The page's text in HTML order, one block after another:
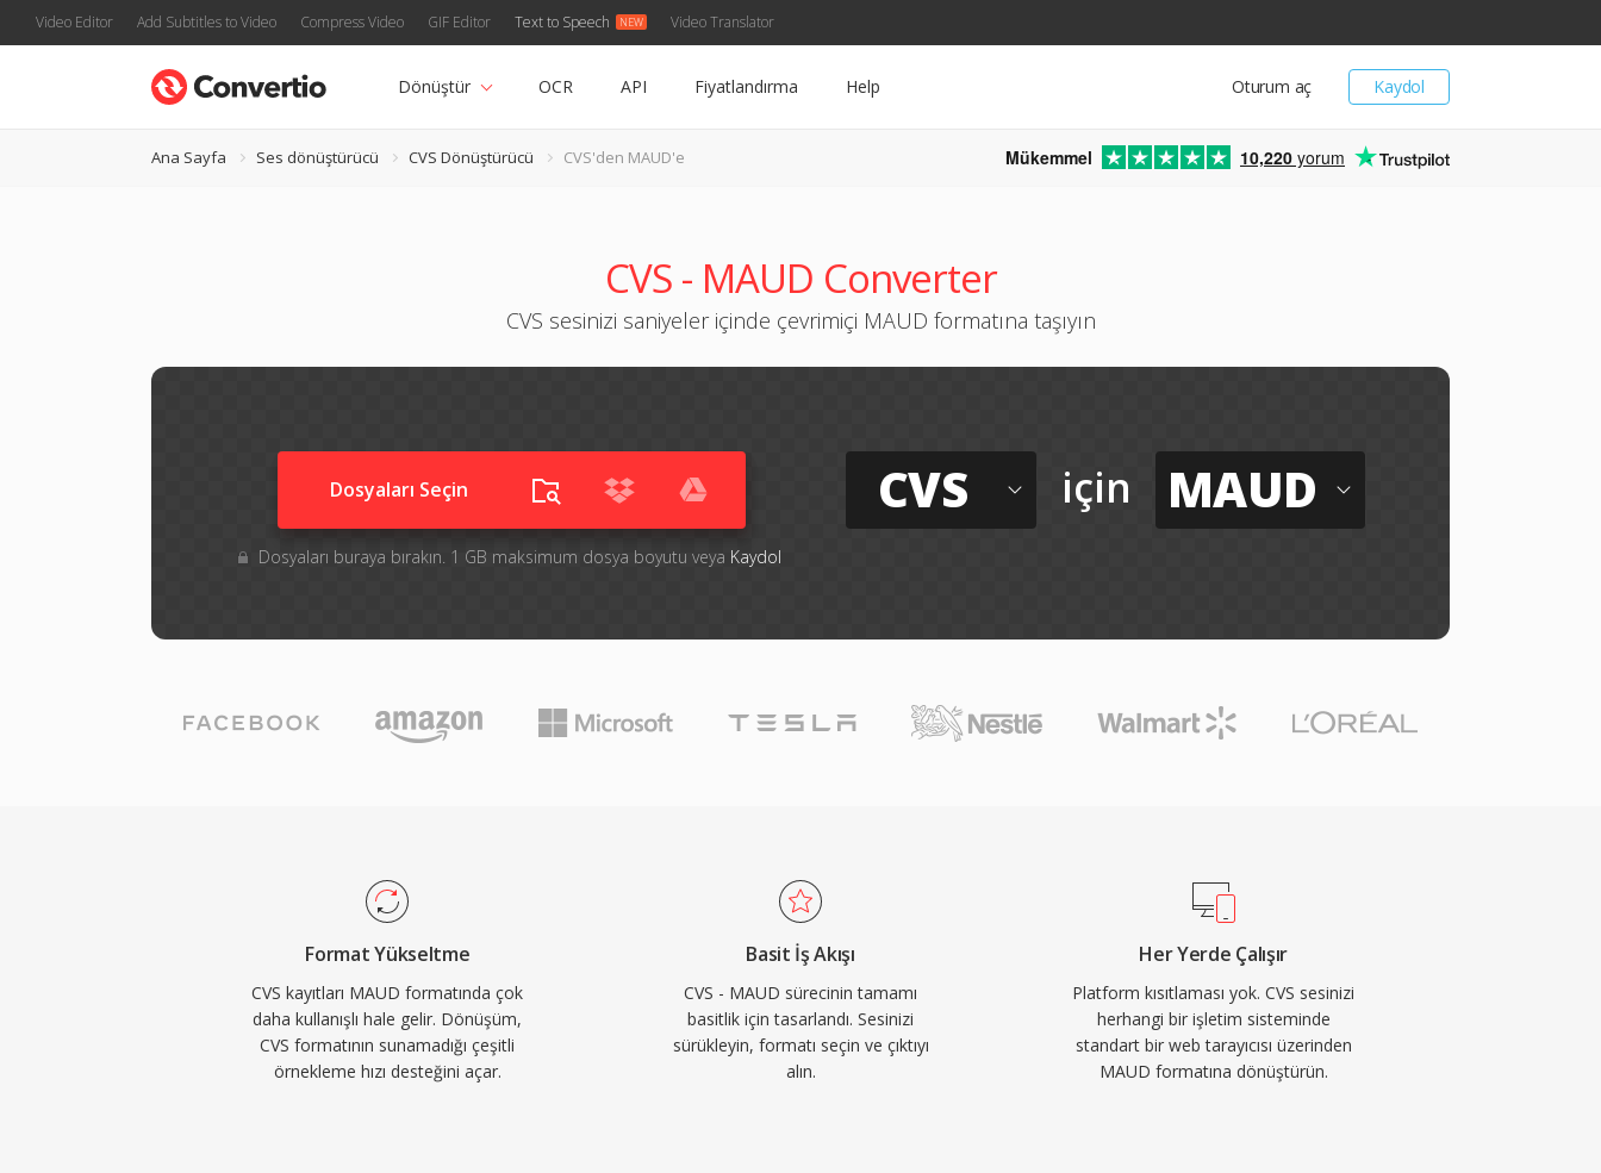
Video Editor Add Subtitles to Video Compress Video GIF Editor Text to Speech Video Translator
Kaydol
Oturum aç
Dönüştür OCR API Fiyatlandırma Help
Ana Sayfa Ses dönüştürücü CVS Dönüştürücü CVS'den MAUD'e Mükemmel 10,220 yorum
CVS - MAUD Converter
CVS sesinizi saniyeler içinde çevrimiçi MAUD formatına taşıyın
Dosyaları Seçin
Dosyaları buraya bırakın. 1 GB maksimum dosya boyutu veya Kaydol
CVS için MAUD
Format Yükseltme
CVS kayıtları MAUD formatında çok
daha kullanışlı hale gelir. Dönüşüm,
CVS formatının sunamadığı çeşitli
örnekleme hızı desteğini açar.
Basit İş Akışı
CVS - MAUD sürecinin tamamı
basitlik için tasarlandı. Sesinizi
sürükleyin, formatı seçin ve çıktıyı
alın.
Her Yerde Çalışır
Platform kısıtlaması yok. CVS sesinizi
herhangi bir işletim sisteminde
standart bir web tarayıcısı üzerinden
MAUD formatına dönüştürün.